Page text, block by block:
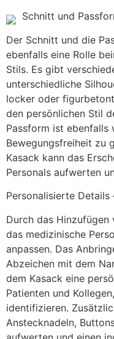
Schnitt und
Der Schnitt und die
ebenfalls eine Rolle
Stils. Es gibt
unterschiedliche
locker oder
den persönlichen Stil
Passform ist
Bewegungsfreiheit zu
Kasack kann das
Personals aufwerten
Personalisierte Details
Durch das
das medizinische
anpassen. Das
Abzeichen mit dem
dem Kasack eine
Patienten und
identifizieren.
Anstecknadeln,